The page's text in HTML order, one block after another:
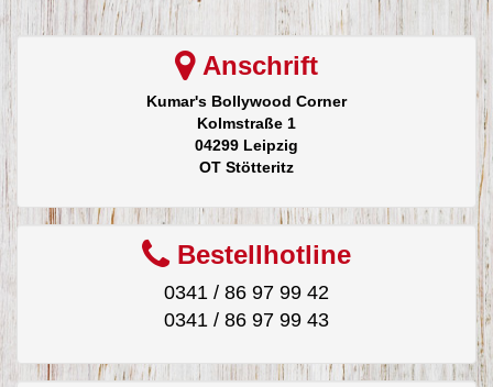
Anschrift
Kumar's Bollywood Corner
Kolmstraße 1
04299 Leipzig
OT Stötteritz
Bestellhotline
0341 / 86 97 99 42
0341 / 86 97 99 43